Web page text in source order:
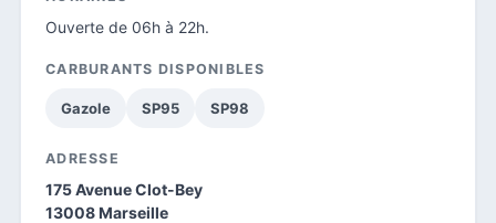
Ouverte de 06h à 22h.
CARBURANTS DISPONIBLES
Gazole SP95 SP98
ADRESSE
175 Avenue Clot-Bey
13008 Marseille